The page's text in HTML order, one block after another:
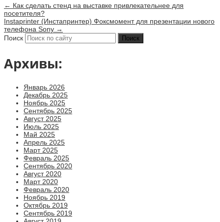
← Как сделать стенд на выставке привлекательнее для
посетителя?
Instaprinter (Инстапринтер) Фоксмомент для презентации нового
телефона Sony →
Поиск
Архивы:
Январь 2026
Декабрь 2025
Ноябрь 2025
Сентябрь 2025
Август 2025
Июль 2025
Май 2025
Апрель 2025
Март 2025
Февраль 2025
Сентябрь 2020
Август 2020
Март 2020
Февраль 2020
Ноябрь 2019
Октябрь 2019
Сентябрь 2019